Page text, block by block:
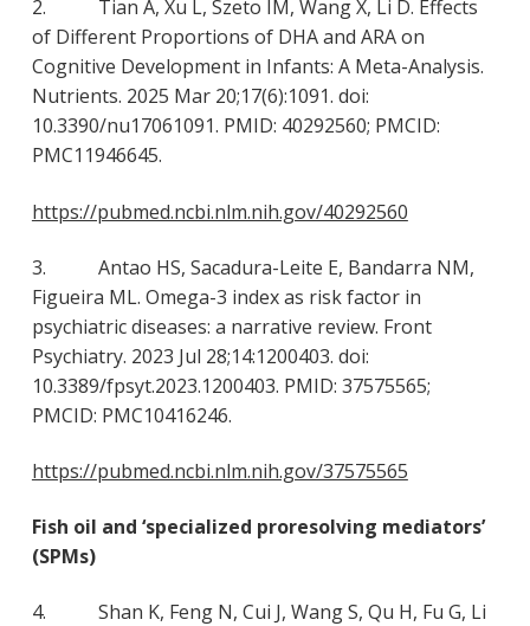
2. Tian A, Xu L, Szeto IM, Wang X, Li D. Effects
of Different Proportions of DHA and ARA on
Cognitive Development in Infants: A Meta-Analysis.
Nutrients. 2025 Mar 20;17(6):1091. doi:
10.3390/nu17061091. PMID: 40292560; PMCID:
PMC11946645.
https://pubmed.ncbi.nlm.nih.gov/40292560
3. Antao HS, Sacadura-Leite E, Bandarra NM,
Figueira ML. Omega-3 index as risk factor in
psychiatric diseases: a narrative review. Front
Psychiatry. 2023 Jul 28;14:1200403. doi:
10.3389/fpsyt.2023.1200403. PMID: 37575565;
PMCID: PMC10416246.
https://pubmed.ncbi.nlm.nih.gov/37575565
Fish oil and ‘specialized proresolving mediators’
(SPMs)
4. Shan K, Feng N, Cui J, Wang S, Qu H, Fu G, Li